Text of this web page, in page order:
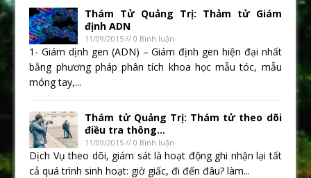
Thám Tử Quảng Trị: Thảm tử Giám
định ADN
11/09/2015 // 0 Bình luận
1- Giám dịnh gen (ADN) – Giám định gen hiện đại nhất
bằng phương pháp phân tích khoa học mẫu tóc, mẫu
móng tay,...
Thám tử Quảng Trị: Thám tử theo dõi
điều tra thông...
11/09/2015 // 0 Bình luận
Dịch Vụ theo dõi, giám sát là hoạt động ghi nhận lại tất
cả quá trình sinh hoạt: giờ giấc, đi đến đâu? làm...